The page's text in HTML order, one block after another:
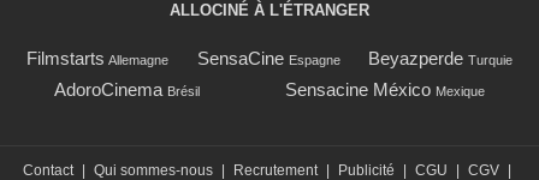
ALLOCINÉ À L'ÉTRANGER
Filmstarts Allemagne SensaCine Espagne Beyazperde Turquie
AdoroCinema Brésil Sensacine México Mexique
Contact Qui sommes-nous Recrutement Publicité CGU CGV